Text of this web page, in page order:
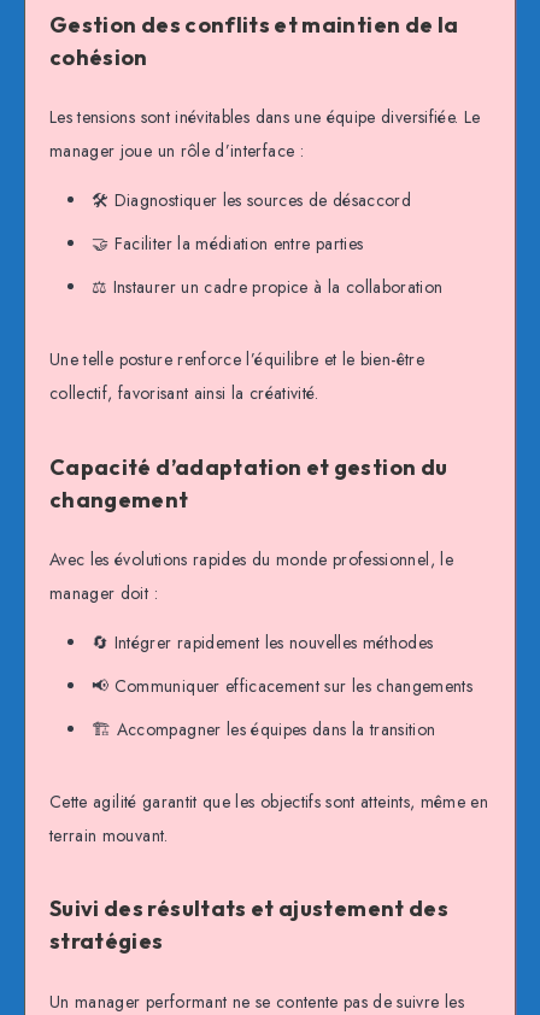
Gestion des conflits et maintien de la
cohésion
Les tensions sont inévitables dans une équipe diversifiée. Le
manager joue un rôle d’interface :
🛠️ Diagnostiquer les sources de désaccord
🤝 Faciliter la médiation entre parties
⚖️ Instaurer un cadre propice à la collaboration
Une telle posture renforce l’équilibre et le bien-être
collectif, favorisant ainsi la créativité.
Capacité d’adaptation et gestion du
changement
Avec les évolutions rapides du monde professionnel, le
manager doit :
🔄 Intégrer rapidement les nouvelles méthodes
📢 Communiquer efficacement sur les changements
🏗️ Accompagner les équipes dans la transition
Cette agilité garantit que les objectifs sont atteints, même en
terrain mouvant.
Suivi des résultats et ajustement des
stratégies
Un manager performant ne se contente pas de suivre les